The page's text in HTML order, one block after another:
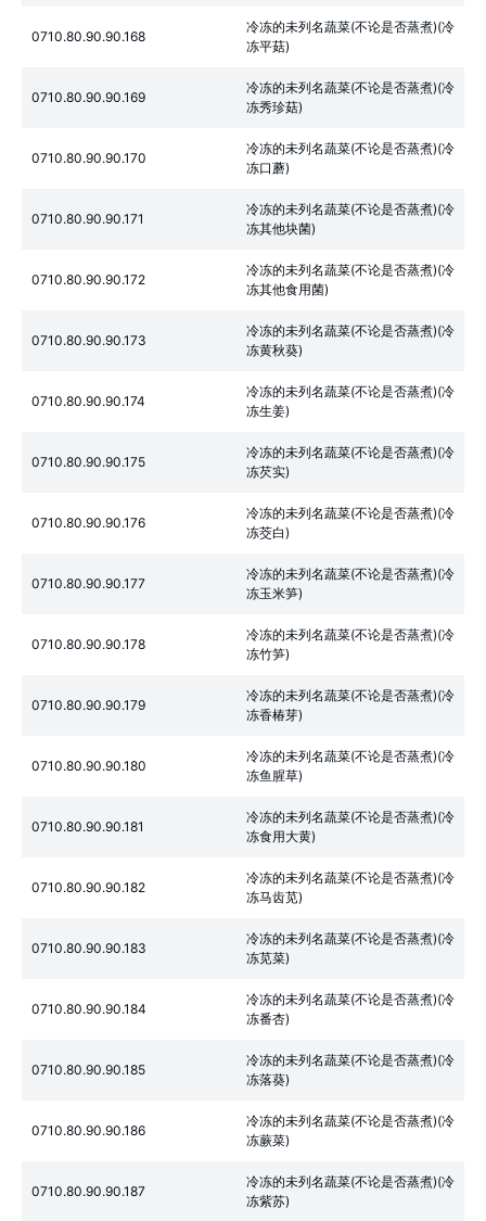
0710.80.90.90.168
冷冻的未列名蔬菜(不论是否蒸煮)(冷
冻平菇)
0710.80.90.90.169
冷冻的未列名蔬菜(不论是否蒸煮)(冷
冻秀珍菇)
0710.80.90.90.170
冷冻的未列名蔬菜(不论是否蒸煮)(冷
冻口蘑)
0710.80.90.90.171
冷冻的未列名蔬菜(不论是否蒸煮)(冷
冻其他块菌)
0710.80.90.90.172
冷冻的未列名蔬菜(不论是否蒸煮)(冷
冻其他食用菌)
0710.80.90.90.173
冷冻的未列名蔬菜(不论是否蒸煮)(冷
冻黄秋葵)
0710.80.90.90.174
冷冻的未列名蔬菜(不论是否蒸煮)(冷
冻生姜)
0710.80.90.90.175
冷冻的未列名蔬菜(不论是否蒸煮)(冷
冻芡实)
0710.80.90.90.176
冷冻的未列名蔬菜(不论是否蒸煮)(冷
冻茭白)
0710.80.90.90.177
冷冻的未列名蔬菜(不论是否蒸煮)(冷
冻玉米笋)
0710.80.90.90.178
冷冻的未列名蔬菜(不论是否蒸煮)(冷
冻竹笋)
0710.80.90.90.179
冷冻的未列名蔬菜(不论是否蒸煮)(冷
冻香椿芽)
0710.80.90.90.180
冷冻的未列名蔬菜(不论是否蒸煮)(冷
冻鱼腥草)
0710.80.90.90.181
冷冻的未列名蔬菜(不论是否蒸煮)(冷
冻食用大黄)
0710.80.90.90.182
冷冻的未列名蔬菜(不论是否蒸煮)(冷
冻马齿苋)
0710.80.90.90.183
冷冻的未列名蔬菜(不论是否蒸煮)(冷
冻苋菜)
0710.80.90.90.184
冷冻的未列名蔬菜(不论是否蒸煮)(冷
冻番杏)
0710.80.90.90.185
冷冻的未列名蔬菜(不论是否蒸煮)(冷
冻落葵)
0710.80.90.90.186
冷冻的未列名蔬菜(不论是否蒸煮)(冷
冻蕨菜)
0710.80.90.90.187
冷冻的未列名蔬菜(不论是否蒸煮)(冷
冻紫苏)